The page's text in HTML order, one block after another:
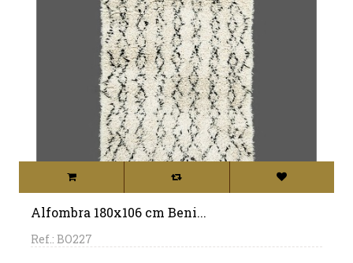
Alfombra 180x106 cm Beni...
Ref.: BO227